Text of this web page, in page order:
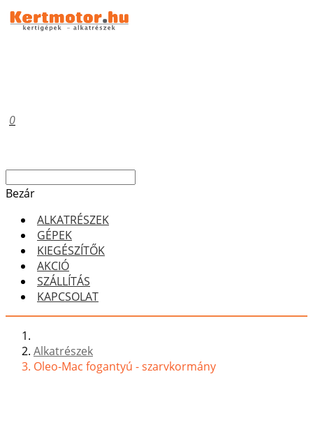
0
Bezár
ALKATRÉSZEK
GÉPEK
KIEGÉSZÍTŐK
AKCIÓ
SZÁLLÍTÁS
KAPCSOLAT
Alkatrészek
Oleo-Mac fogantyú - szarvkormány